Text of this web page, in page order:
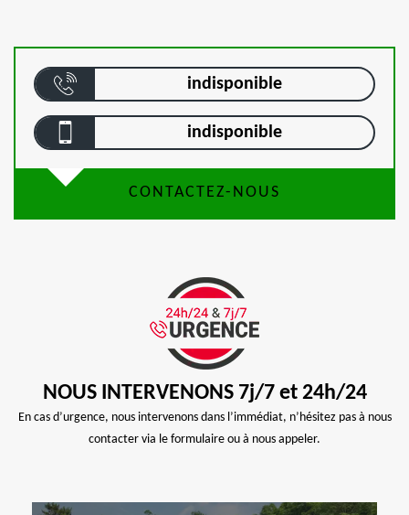
indisponible
indisponible
CONTACTEZ-NOUS
NOUS INTERVENONS 7j/7 et 24h/24
En cas d’urgence, nous intervenons dans l’immédiat, n’hésitez pas à nous
contacter via le formulaire ou à nous appeler.